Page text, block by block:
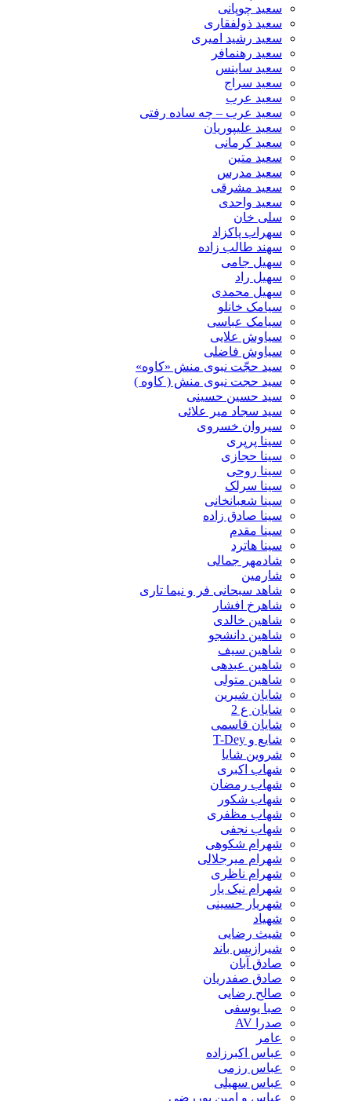
سعید چوپانی
سعید ذولفقاری
سعید رشید امیری
سعید رهنمافر
سعید ساینس
سعید سراج
سعید عرب
سعید عرب – چه ساده رفتی
سعید علیپوریان
سعید کرمانی
سعید متین
سعید مدرس
سعید مشرقی
سعید واحدی
سلی خان
سهراب پاکزاد
سهند طالب زاده
سهیل جامی
سهیل راد
سهیل محمدی
سیامک خانلو
سیامک عباسی
سیاوش علایی
سیاوش فاضلی
سید حجّت نبوی منش «کاوه»
سید حجت نبوی منش ( کاوه )
سید حسین حسینى
سید سجاد میر علائی
سیروان خسروی
سینا پرپری
سینا حجازی
سینا روحی
سینا سرلک
سینا شعبانخانی
سینا صادق زاده
سینا مقدم
سینا هاترد
شادمهر جمالی
شارمین
شاهد سبحانی فر و نیما تاری
شاهرخ افشار
شاهین خالدی
شاهین دانشجو
شاهین سیف
شاهین عبدهی
شاهین متولی
شایان شیرین
شایان ع 2
شایان قاسمی
شایع و T-Dey
شروین شایا
شهاب اکبری
شهاب رمضان
شهاب شکور
شهاب مظفری
شهاب نجفی
شهرام شکوهی
شهرام میرجلالی
شهرام ناظری
شهرام نیک یار
شهریار حسینی
شهیاد
شیث رضایی
شیرازیس باند
صادق آبان
صادق صفدریان
صالح رضایی
صبا یوسفی
صدرا AV
عامر
عباس اکبرزاده
عباس رزمی
عباس سهیلی
عباس و امین پوررضی